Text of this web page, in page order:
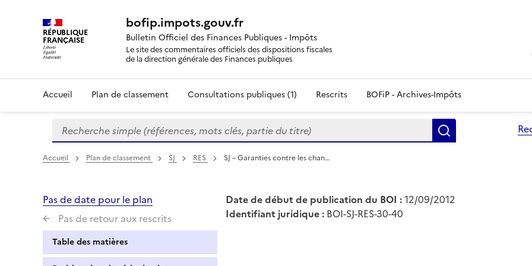
RÉPUBLIQUE
FRANÇAISE
bofip.impots.gouv.fr
Bulletin Officiel des Finances Publiques - Impôts
Le site des commentaires officiels des dispositions fiscales
de la direction générale des Finances publiques
Accueil Plan de classement Consultations publiques (1) Rescrits BOFiP - Archives-Impôts
Formulaire
de
recherche
Recherche simple (références, mots clés, partie du titre)
Accueil Plan de classement SJ RES SJ – Garanties contre les chan…
Pas de date pour le plan
Pas de retour aux rescrits
Table des matières
Date de début de publication du BOI :12/09/2012
Identifiant juridique : BOI-SJ-RES-30-40